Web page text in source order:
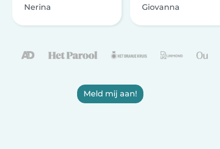
Nerina Giovanna
Meld mij aan!